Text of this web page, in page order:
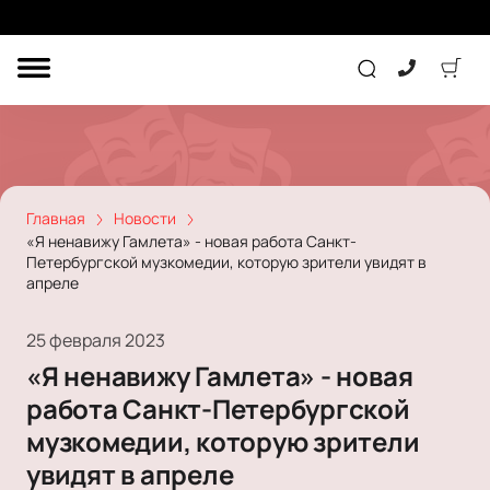
ДРУГОЕ
ПОДАРОЧНЫЕ
СЕРТИФИКАТЫ
Другое
Экскурсия
Сертификат
Концерт
Классика
Оркестр
Джаз и блюз
Детям
Детский спектакль
Кукольный театр
Театр
Комедия
Дополнительно
Главная
Новости
«Я ненавижу Гамлета» - новая работа Санкт-
Петербургской музкомедии, которую зрители увидят в
апреле
25 февраля 2023
«Я ненавижу Гамлета» - новая
работа Санкт-Петербургской
музкомедии, которую зрители
увидят в апреле